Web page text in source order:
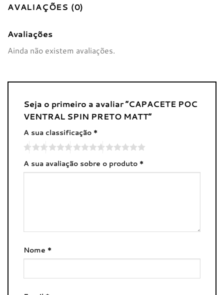
AVALIAÇÕES (0)
Avaliações
Ainda não existem avaliações.
Seja o primeiro a avaliar “CAPACETE POC
VENTRAL SPIN PRETO MATT”
A sua classificação *
A sua avaliação sobre o produto *
Nome *